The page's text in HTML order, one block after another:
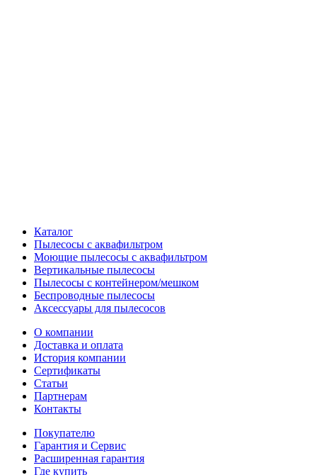
Каталог
Пылесосы с аквафильтром
Моющие пылесосы с аквафильтром
Вертикальные пылесосы
Пылесосы с контейнером/мешком
Беспроводные пылесосы
Аксессуары для пылесосов
О компании
Доставка и оплата
История компании
Сертификаты
Статьи
Партнерам
Контакты
Покупателю
Гарантия и Сервис
Расширенная гарантия
Где купить